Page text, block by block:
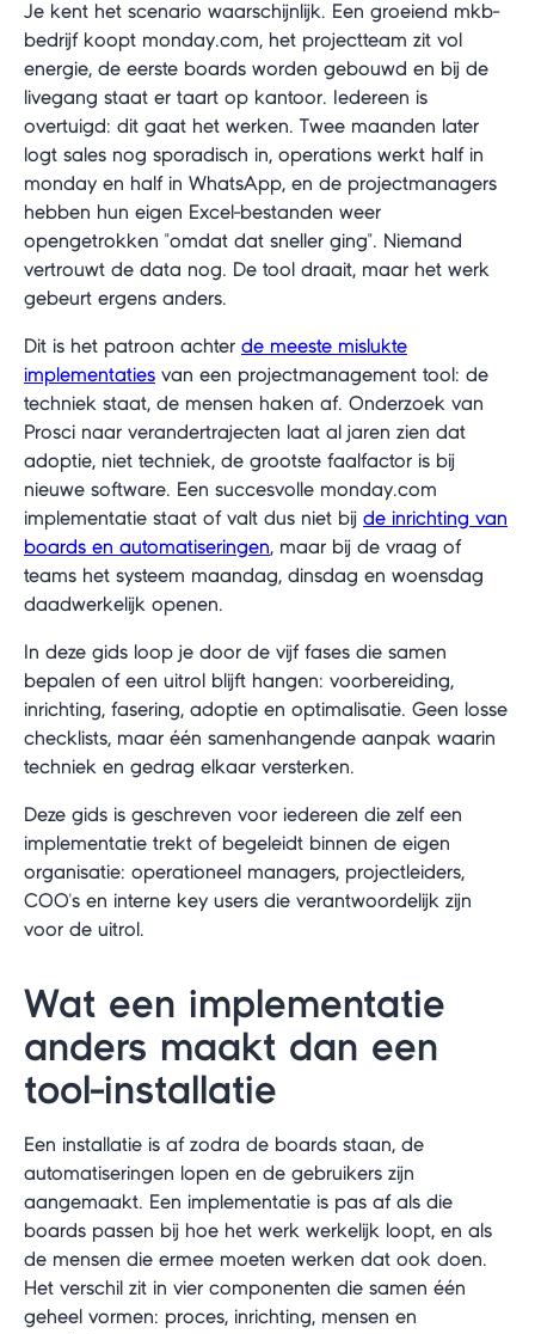
Je kent het scenario waarschijnlijk. Een groeiend mkb-
bedrijf koopt monday.com, het projectteam zit vol
energie, de eerste boards worden gebouwd en bij de
livegang staat er taart op kantoor. Iedereen is
overtuigd: dit gaat het werken. Twee maanden later
logt sales nog sporadisch in, operations werkt half in
monday en half in WhatsApp, en de projectmanagers
hebben hun eigen Excel-bestanden weer
opengetrokken "omdat dat sneller ging". Niemand
vertrouwt de data nog. De tool draait, maar het werk
gebeurt ergens anders.
Dit is het patroon achter de meeste mislukte
implementaties van een projectmanagement tool: de
techniek staat, de mensen haken af. Onderzoek van
Prosci naar verandertrajecten laat al jaren zien dat
adoptie, niet techniek, de grootste faalfactor is bij
nieuwe software. Een succesvolle monday.com
implementatie staat of valt dus niet bij de inrichting van
boards en automatiseringen, maar bij de vraag of
teams het systeem maandag, dinsdag en woensdag
daadwerkelijk openen.
In deze gids loop je door de vijf fases die samen
bepalen of een uitrol blijft hangen: voorbereiding,
inrichting, fasering, adoptie en optimalisatie. Geen losse
checklists, maar één samenhangende aanpak waarin
techniek en gedrag elkaar versterken.
Deze gids is geschreven voor iedereen die zelf een
implementatie trekt of begeleidt binnen de eigen
organisatie: operationeel managers, projectleiders,
COO's en interne key users die verantwoordelijk zijn
voor de uitrol.
Wat een implementatie
anders maakt dan een
tool-installatie
Een installatie is af zodra de boards staan, de
automatiseringen lopen en de gebruikers zijn
aangemaakt. Een implementatie is pas af als die
boards passen bij hoe het werk werkelijk loopt, en als
de mensen die ermee moeten werken dat ook doen.
Het verschil zit in vier componenten die samen één
geheel vormen: proces, inrichting, mensen en